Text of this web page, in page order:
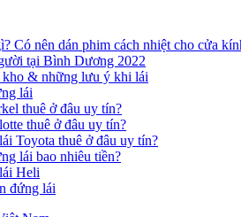
Có nên dán phim cách nhiệt cho cửa
tại Bình Dương 2022
kho & những lưu ý khi lái
lái
thuê ở đâu uy tín?
thuê ở đâu uy tín?
Toyota thuê ở đâu uy tín?
lái bao nhiêu tiền?
Heli
đứng lái